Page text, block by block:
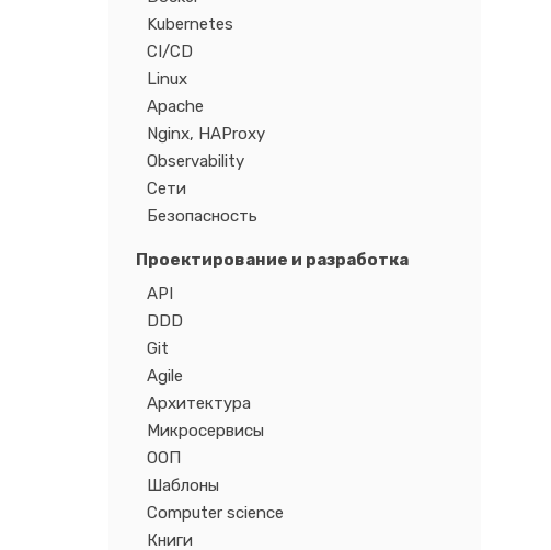
Kubernetes
CI/CD
Linux
Apache
Nginx, HAProxy
Observability
Сети
Безопасность
Проектирование и разработка
API
DDD
Git
Agile
Архитектура
Микросервисы
ООП
Шаблоны
Computer science
Книги